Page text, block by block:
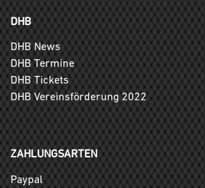
DHB
DHB News
DHB Termine
DHB Tickets
DHB Vereinsförderung 2022
ZAHLUNGSARTEN
Paypal